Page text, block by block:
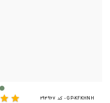
GP-KFKHNH - کد 294967 star
star